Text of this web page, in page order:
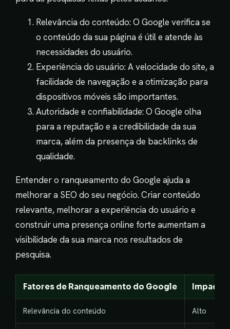
Relevância do conteúdo: O Google verifica se
o conteúdo da sua página é útil e atende às
necessidades do usuário.
Experiência do usuário: A velocidade do site, a
facilidade de navegação e a otimização para
dispositivos móveis são importantes.
Autoridade e confiabilidade: O Google olha
para a reputação e a credibilidade da sua
marca, além da presença de backlinks de
qualidade.
Entender o ranqueamento do Google ajuda a
melhorar a SEO do seu negócio. Criar conteúdo
relevante, melhorar a experiência do usuário e
construir uma presença online forte aumentam a
visibilidade da sua marca nos resultados de
pesquisa.
Fatores de Ranqueamento do Google Impacto
Relevância do conteúdo Alto